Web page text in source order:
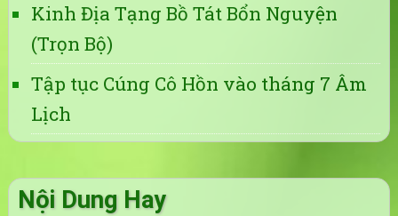
Kinh Địa Tạng Bồ Tát Bổn Nguyện
(Trọn Bộ)
Tập tục Cúng Cô Hồn vào tháng 7 Âm
Lịch
Nội Dung Hay